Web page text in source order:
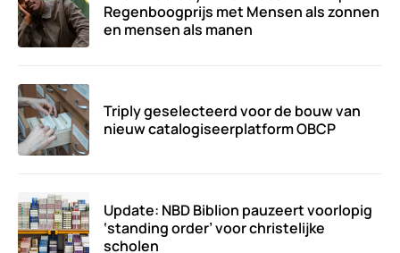
Regenboogprijs met Mensen als zonnen
en mensen als manen
Triply geselecteerd voor de bouw van
nieuw catalogiseerplatform OBCP
Update: NBD Biblion pauzeert voorlopig
‘standing order’ voor christelijke
scholen